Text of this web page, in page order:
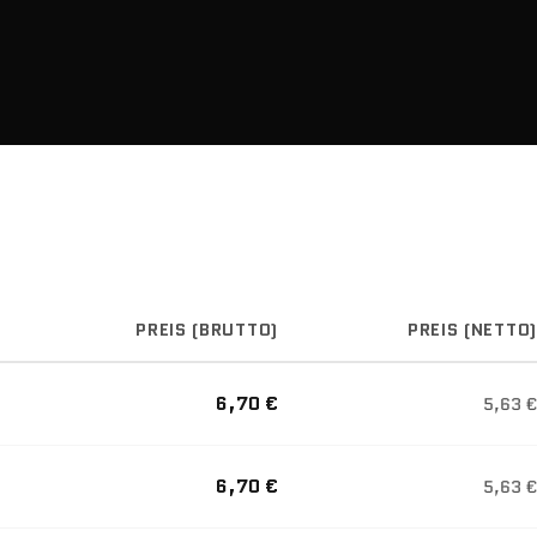
PREIS (BRUTTO) PREIS (NETTO)
6,70 € 5,63 €
6,70 € 5,63 €